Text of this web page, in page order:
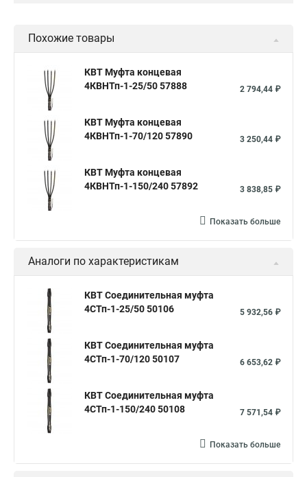
Похожие товары
КВТ Муфта концевая
4КВНТп-1-25/50 57888
2 794,44 ₽
КВТ Муфта концевая
4КВНТп-1-70/120 57890
3 250,44 ₽
КВТ Муфта концевая
4КВНТп-1-150/240 57892
3 838,85 ₽
Показать больше
Аналоги по характеристикам
КВТ Соединительная муфта
4СТп-1-25/50 50106
5 932,56 ₽
КВТ Соединительная муфта
4СТп-1-70/120 50107
6 653,62 ₽
КВТ Соединительная муфта
4СТп-1-150/240 50108
7 571,54 ₽
Показать больше